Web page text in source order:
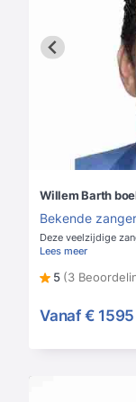
Willem Barth
Bekende
Deze veelzijdige
Lees meer
5 (3
Vanaf € 1595